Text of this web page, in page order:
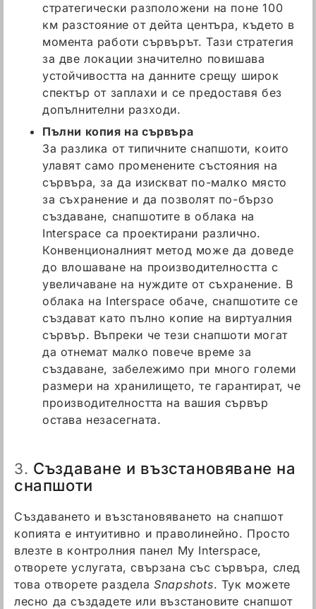
стратегически разположени на поне 100
км разстояние от дейта центъра, където в
момента работи сървърът. Тази стратегия
за две локации значително повишава
устойчивостта на данните срещу широк
спектър от заплахи и се предоставя без
допълнителни разходи.
Пълни копия на сървъра
За разлика от типичните снапшоти, които
улавят само променените състояния на
сървъра, за да изискват по-малко място
за съхранение и да позволят по-бързо
създаване, снапшотите в облака на
Interspace са проектирани различно.
Конвенционалният метод може да доведе
до влошаване на производителността с
увеличаване на нуждите от съхранение. В
облака на Interspace обаче, снапшотите се
създават като пълно копие на виртуалния
сървър. Въпреки че тези снапшоти могат
да отнемат малко повече време за
създаване, забележимо при много големи
размери на хранилището, те гарантират, че
производителността на вашия сървър
остава незасегната.
3. Създаване и възстановяване на
снапшоти
Създаването и възстановяването на снапшот
копията е интуитивно и праволинейно. Просто
влезте в контролния панел My Interspace,
отворете услугата, свързана със сървъра, след
това отворете разделаSnapshots. Тук можете
лесно да създадете или възстановите снапшот